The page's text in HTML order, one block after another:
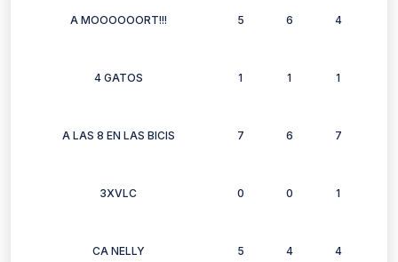
A MOOOOOORT!!! 5 6 4
4 GATOS 1 1 1
A LAS 8 EN LAS BICIS 7 6 7
3XVLC 0 0 1
CA NELLY 5 4 4